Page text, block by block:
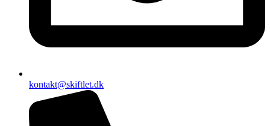
kontakt@skiftlet.dk